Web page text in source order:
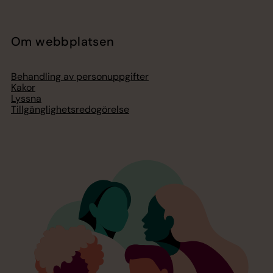
Om webbplatsen
Behandling av personuppgifter
Kakor
Lyssna
Tillgänglighetsredogörelse